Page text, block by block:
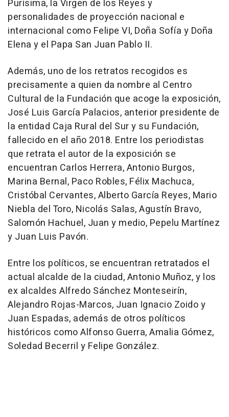
Purísima, la Virgen de los Reyes y
personalidades de proyección nacional e
internacional como Felipe VI, Doña Sofía y Doña
Elena y el Papa San Juan Pablo II.
Además, uno de los retratos recogidos es
precisamente a quien da nombre al Centro
Cultural de la Fundación que acoge la exposición,
José Luis García Palacios, anterior presidente de
la entidad Caja Rural del Sur y su Fundación,
fallecido en el año 2018. Entre los periodistas
que retrata el autor de la exposición se
encuentran Carlos Herrera, Antonio Burgos,
Marina Bernal, Paco Robles, Félix Machuca,
Cristóbal Cervantes, Alberto García Reyes, Mario
Niebla del Toro, Nicolás Salas, Agustín Bravo,
Salomón Hachuel, Juan y medio, Pepelu Martínez
y Juan Luis Pavón.
Entre los políticos, se encuentran retratados el
actual alcalde de la ciudad, Antonio Muñoz, y los
ex alcaldes Alfredo Sánchez Monteseirín,
Alejandro Rojas-Marcos, Juan Ignacio Zoido y
Juan Espadas, además de otros políticos
históricos como Alfonso Guerra, Amalia Gómez,
Soledad Becerril y Felipe González.